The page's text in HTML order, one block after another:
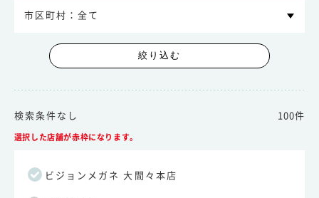
絞り込む
検索条件なし 100件
選択した店舗が赤枠になります。
ビジョンメガネ 大間々本店